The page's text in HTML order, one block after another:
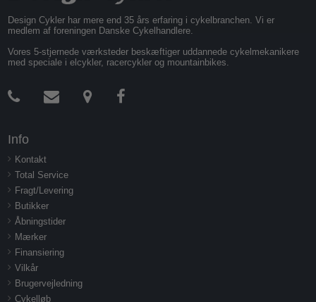
Design Cykler har mere end 35 års erfaring i cykelbranchen. Vi er
medlem af foreningen Danske Cykelhandlere.
Vores 5-stjernede værksteder beskæftiger uddannede cykelmekanikere
med speciale i elcykler, racercykler og mountainbikes.
Info
Kontakt
Total Service
Fragt/Levering
Butikker
Åbningstider
Mærker
Finansiering
Vilkår
Brugervejledning
Cykelløb